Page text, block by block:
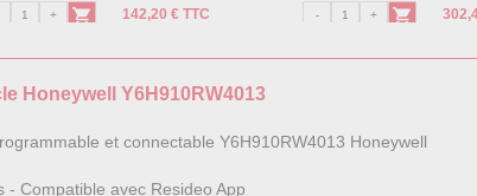
142,20 € TTC
Honeywell Y6H910RW4013
et connectable Y6H910RW4013 Honeywell
Compatible avec Resideo App